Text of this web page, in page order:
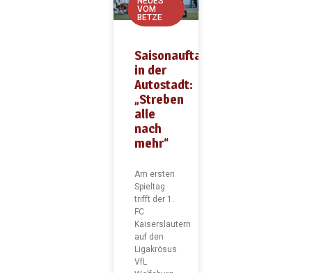
VOM
BETZE
Saisonauftakt
in der
Autostadt:
„Streben
alle
nach
mehr“
Am ersten
Spieltag
trifft der 1.
FC
Kaiserslautern
auf den
Ligakrösus
VfL